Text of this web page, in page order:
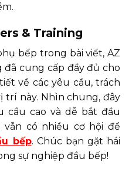
& Training
bếp trong bài viết, AZ
đã cung cấp đầy đủ cho
về các yêu cầu, trách
trí này. Nhìn chung, đây
cầu cao và dễ bắt đầu
có nhiều cơ hội để
bếp. Chúc bạn gặt hái
sự nghiệp đầu bếp!